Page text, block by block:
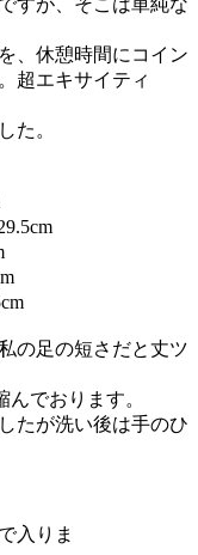
、休憩時間にコイン
超エキサイティ
た。
の足の短さだと丈ツ
でおります。
たが洗い後は手のひ
入りま